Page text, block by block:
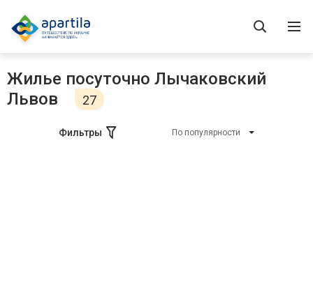
Жилье посуточно Лычаковский
Львов
27
Фильтры По популярности